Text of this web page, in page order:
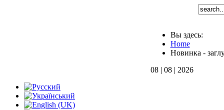
Вы здесь:
Home
Новинка -
08 | 08 | 2026